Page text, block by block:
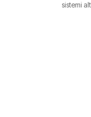
sistemi